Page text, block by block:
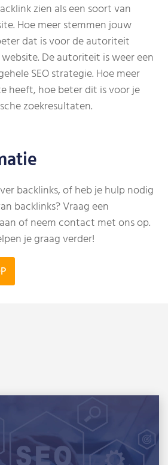
zien als een soort van
Hoe meer stemmen jouw
dat is voor de autoriteit
De autoriteit is weer een
SEO strategie. Hoe meer
heeft, hoe beter dit is voor je
zoekresultaten.
backlinks, of heb je hulp nodig
backlinks? Vraag een
of neem contact met ons op.
je graag verder!